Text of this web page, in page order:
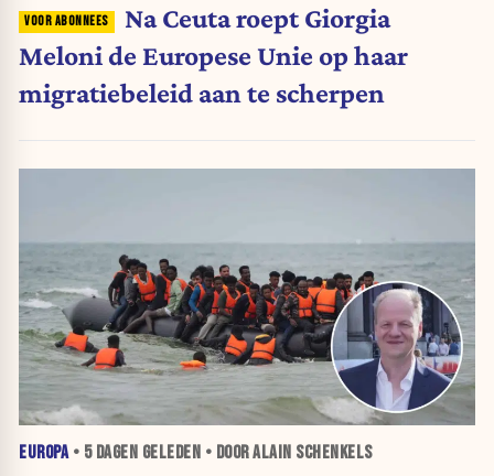
Na Ceuta roept Giorgia
Meloni de Europese Unie op haar
migratiebeleid aan te scherpen
EUROPA• 5 DAGEN GELEDEN • DOOR ALAIN SCHENKELS